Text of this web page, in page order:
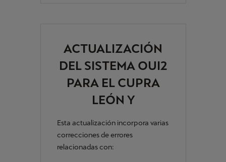
ACTUALIZACIÓN
DEL SISTEMA OUI2
PARA EL CUPRA
LEÓN Y
FORMENTOR
Esta actualización incorpora varias
correcciones de errores
relacionadas con: